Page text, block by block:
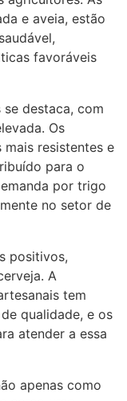
e aveia, estão
favoráveis
destaca, com
Os
resistentes e
para o
por trigo
no setor de
positivos,
A
tem
qualidade, e os
atender a essa
apenas como